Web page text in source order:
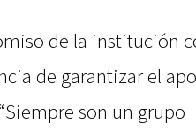
de la institución
de garantizar el
son un grupo